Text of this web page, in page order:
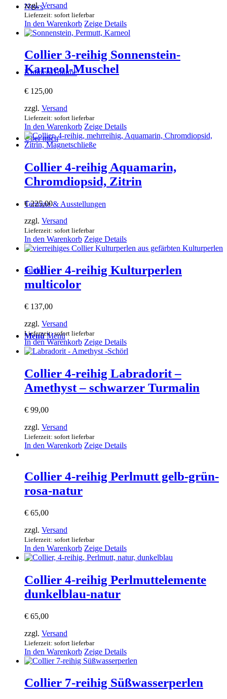
News
Kunden-Träume
Über mich
Termine & Ausstellungen
Suche
Menü Menü
zzgl.Versand
Lieferzeit: sofort lieferbar
In den Warenkorb Zeige Details
Collier 3-reihig Sonnenstein-
Karneol-Muschel
€ 125,00
zzgl. Versand
Lieferzeit: sofort lieferbar
In den Warenkorb Zeige Details
Collier 4-reihig Aquamarin,
Chromdiopsid, Zitrin
€225,00
zzgl. Versand
Lieferzeit: sofort lieferbar
In den Warenkorb Zeige Details
Collier 4-reihig Kulturperlen
multicolor
€ 137,00
zzgl. Versand
Lieferzeit: sofort lieferbar
In den Warenkorb Zeige Details
Collier 4-reihig Labradorit –
Amethyst – schwarzer Turmalin
€ 99,00
zzgl. Versand
Lieferzeit: sofort lieferbar
In den Warenkorb Zeige Details
Collier 4-reihig Perlmutt gelb-grün-
rosa-natur
€ 65,00
zzgl. Versand
Lieferzeit: sofort lieferbar
In den Warenkorb Zeige Details
Collier 4-reihig Perlmuttelemente
dunkelblau-natur
€ 65,00
zzgl. Versand
Lieferzeit: sofort lieferbar
In den Warenkorb Zeige Details
Collier 7-reihig Süßwasserperlen